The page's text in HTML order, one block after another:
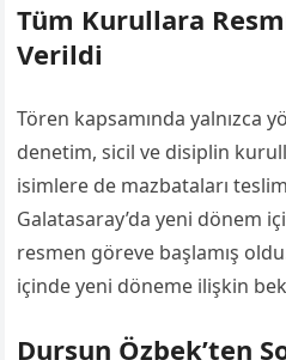
Tüm Kurullara
Verildi
Tören kapsamında yalnızca
denetim, sicil ve disiplin
isimlere de mazbataları
Galatasaray’da yeni dönem
resmen göreve başlamış
içinde yeni döneme ilişkin
Dursun Özbek’ten